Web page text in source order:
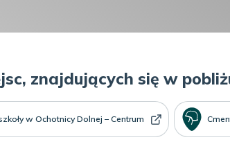
znajdujących się w
w Ochotnicy Dolnej – Centrum